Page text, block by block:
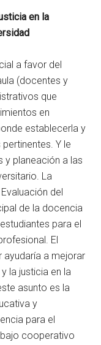
en la
a favor del
(docentes y
que
en
establecerla y
Y le
y planeación a las
La
del
de la docencia
para el
El
ayudaría a mejorar
la justicia en la
asunto es la
y
para el
cooperativo